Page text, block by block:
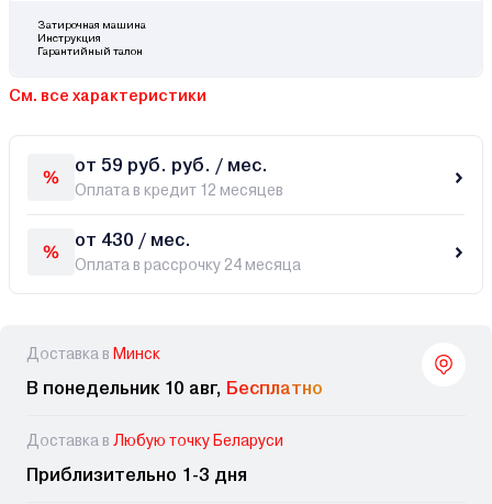
Затирочная машина
Инструкция
Гарантийный талон
См. все характеристики
от 59 руб. руб. / мес.
Оплата в кредит 12 месяцев
от 430 / мес.
Оплата в рассрочку 24 месяца
Доставка в Минск
В понедельник 10 авг, Бесплатно
Доставка в Любую точку Беларуси
Приблизительно 1-3 дня